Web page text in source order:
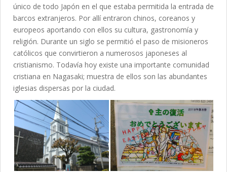
único de todo Japón en el que estaba permitida la entrada de
barcos extranjeros. Por allí entraron chinos, coreanos y
europeos aportando con ellos su cultura, gastronomía y
religión. Durante un siglo se permitió el paso de misioneros
católicos que convirtieron a numerosos japoneses al
cristianismo. Todavía hoy existe una importante comunidad
cristiana en Nagasaki; muestra de ellos son las abundantes
iglesias dispersas por la ciudad.